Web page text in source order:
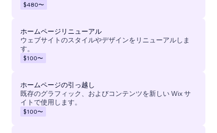
$480〜
ホームページリニューアル
ウェブサイトのスタイルやデザインをリニューアルしま
す。
$100〜
ホームページの引っ越し
既存のグラフィック、およびコンテンツを新しい Wix サ
イトで使用します。
$100〜